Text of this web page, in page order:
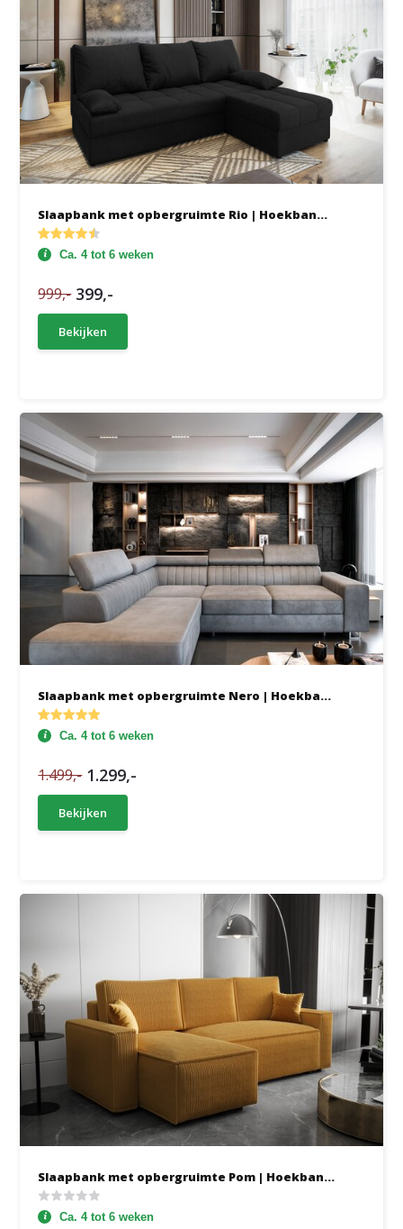
Slaapbank met opbergruimte Rio | Hoekban...
Ca. 4 tot 6 weken
999,- 399,-
Bekijken
Slaapbank met opbergruimte Nero | Hoekba...
Ca. 4 tot 6 weken
1.499,- 1.299,-
Bekijken
Slaapbank met opbergruimte Pom | Hoekban...
Ca. 4 tot 6 weken